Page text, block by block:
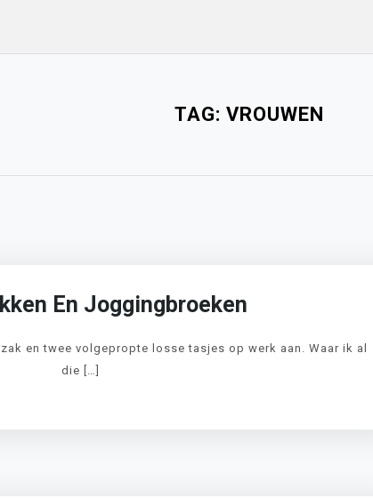
TAG: VROUWEN
En Joggingbroeken
en twee volgepropte losse tasjes op werk aan. Waar ik al
die […]